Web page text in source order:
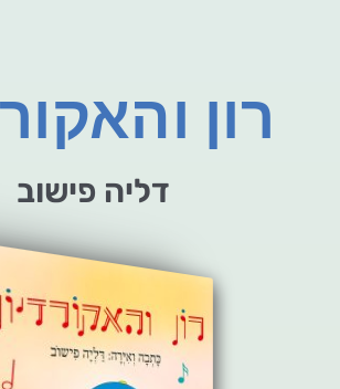
רון
דליה פישוב